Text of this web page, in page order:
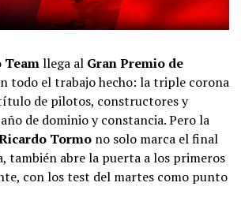
Teamllega al Gran Premio de
todo el trabajo hecho: la triple corona
de pilotos, constructores y
de dominio y constancia. Pero la
Tormo no solo marca el final
también abre la puerta a los primeros
con los test del martes como punto